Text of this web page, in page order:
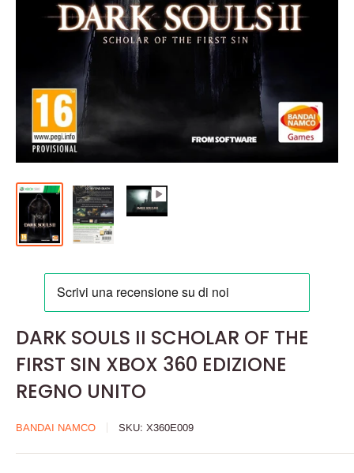
DARK SOULS II SCHOLAR OF THE
FIRST SIN XBOX 360 EDIZIONE
REGNO UNITO
BANDAI NAMCO SKU: X360E009